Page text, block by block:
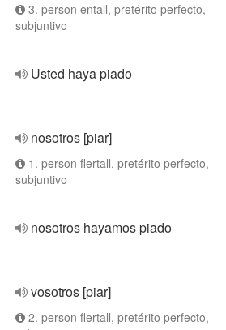
3. person entall, pretérito perfecto,
subjuntivo
Usted haya piado
nosotros [piar]
1. person flertall, pretérito perfecto,
subjuntivo
nosotros hayamos piado
vosotros [piar]
2. person flertall, pretérito perfecto,